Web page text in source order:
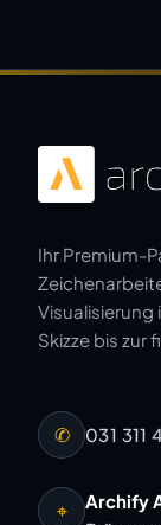
Ihr Premium-
Visualisierung
Skizze bis zur
✆ 031 311
⌖
Archify